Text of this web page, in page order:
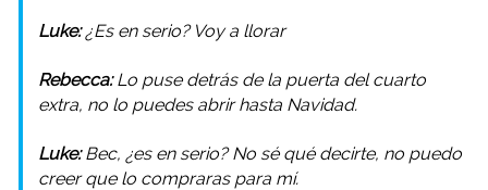
Luke:¿Es en serio? Voy a llorar
Rebecca:Lo puse detrás de la puerta del cuarto
extra, no lo puedes abrir hasta Navidad.
Luke:Bec, ¿es en serio? No sé qué decirte, no puedo
creer que lo compraras para mí.